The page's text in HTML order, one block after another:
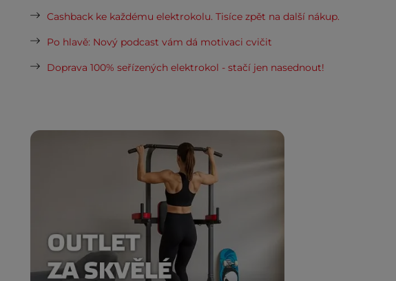
Cashback ke každému elektrokolu. Tisíce zpět na další nákup.
Po hlavě: Nový podcast vám dá motivaci cvičit
Doprava 100% seřízených elektrokol - stačí jen nasednout!